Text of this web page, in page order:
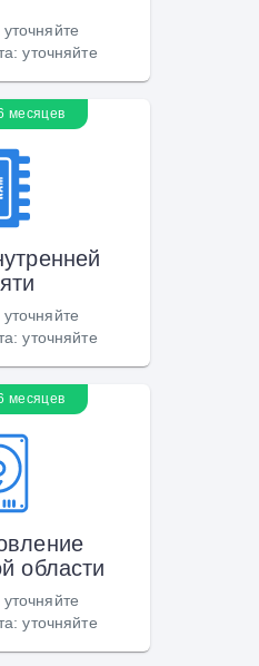
уточняйте
:уточняйте
месяцев
уточняйте
:уточняйте
месяцев
области
уточняйте
:уточняйте